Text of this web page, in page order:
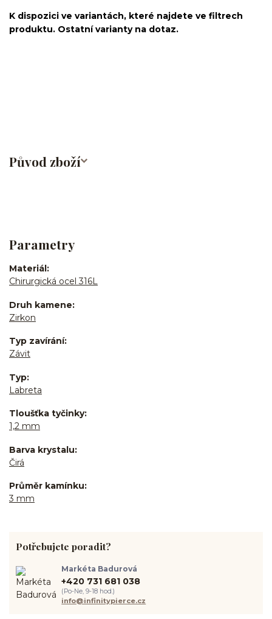
K dispozici ve variantách, které najdete ve filtrech
produktu. Ostatní varianty na dotaz.
Původ zboží
Parametry
Materiál
Chirurgická ocel 316L
Druh kamene
Zirkon
Typ zavírání
Závit
Typ
Labreta
Tloušťka tyčinky
1,2 mm
Barva krystalu
Čirá
Průměr kamínku
3 mm
Potřebujete poradit?
Markéta Badurová
+420 731 681 038
(Po-Ne, 9-18 hod.)
info@infinitypierce.cz